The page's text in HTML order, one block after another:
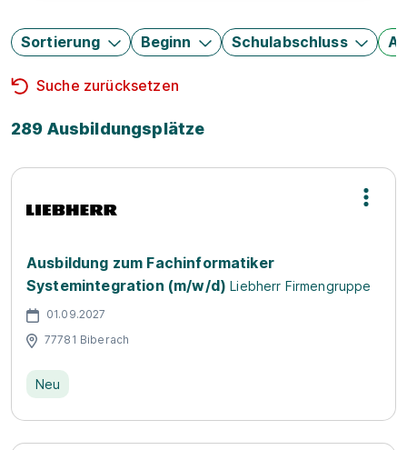
Sortierung Beginn Schulabschluss
Suche zurücksetzen
289 Ausbildungsplätze
Ausbildung zum Fachinformatiker
Systemintegration (m/w/d) Liebherr Firmengruppe
01.09.2027
77781 Biberach
Neu